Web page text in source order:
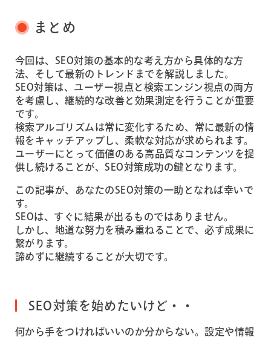
まとめ
今回は、SEO対策の基本的な考え方から具体的な方
法、そして最新のトレンドまでを解説しました。
SEO対策は、ユーザー視点と検索エンジン視点の両方
を考慮し、継続的な改善と効果測定を行うことが重要
です。
検索アルゴリズムは常に変化するため、常に最新の情
報をキャッチアップし、柔軟な対応が求められます。
ユーザーにとって価値のある高品質なコンテンツを提
供し続けることが、SEO対策成功の鍵となります。
この記事が、あなたのSEO対策の一助となれば幸いで
す。
SEOは、すぐに結果が出るものではありません。
しかし、地道な努力を積み重ねることで、必ず成果に
繋がります。
諦めずに継続することが大切です。
SEO対策を始めたいけど・・
何から手をつければいいのか分からない。設定や情報